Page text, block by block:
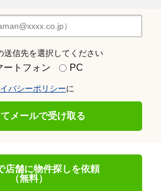
送信先を選択してください
ートフォン PC
バシーポリシーに
メールで受け取る
店舗に物件探しを依頼
（無料）